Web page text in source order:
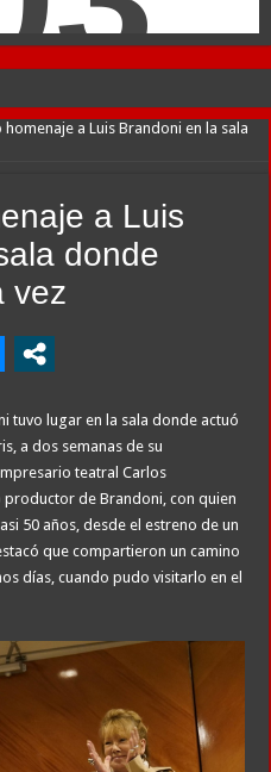
Peñarol de Montevideo: «¿Nos dieron
su historia de amor: «Hoy, por fin,
y en Italia lo recibió una multitud:
de un robo en Italia: «Quién
Gaiman en medio de una operación
piden a la Justicia que intime al
de Julio de Vido y su
a una senadora K que quiso
homenaje a Luis Brandoni en la sala
a Luis
donde
vez
tuvo lugar en la sala donde actuó
a dos semanas de su
teatral Carlos
de Brandoni, con quien
50 años, desde el estreno de un
que compartieron un camino
días, cuando pudo visitarlo en el